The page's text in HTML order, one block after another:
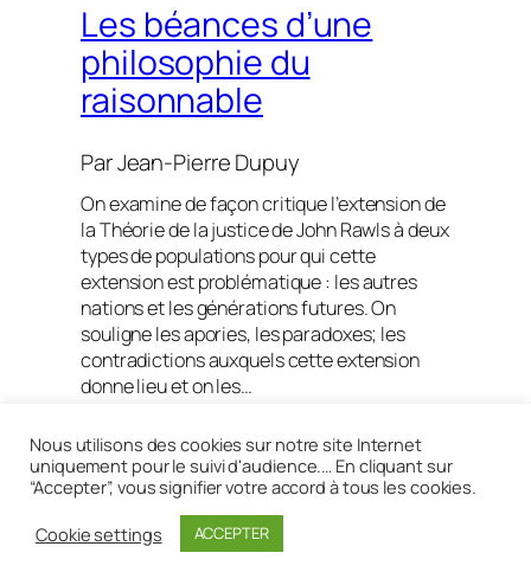
Les béances d’une
philosophie du
raisonnable
ParJean-Pierre Dupuy
On examine de façon critique l’extension de
la Théorie de la justice de John Rawls à deux
types de populations pour qui cette
extension est problématique : les autres
nations et les générations futures. On
souligne les apories, les paradoxes; les
contradictions auxquels cette extension
donne lieu et on les…
Lire la suite
Nous utilisons des cookies sur notre site Internet
uniquement pour le suivi d'audience.… En cliquant sur
“Accepter”, vous signifier votre accord à tous les cookies.
Cookie settings
ACCEPTER